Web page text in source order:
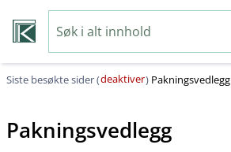
Siste besøkte sider (deaktiver) Pakningsvedlegg
Pakningsvedlegg